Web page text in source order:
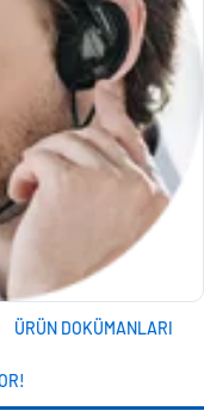
ÜRÜN DOKÜMANLARI